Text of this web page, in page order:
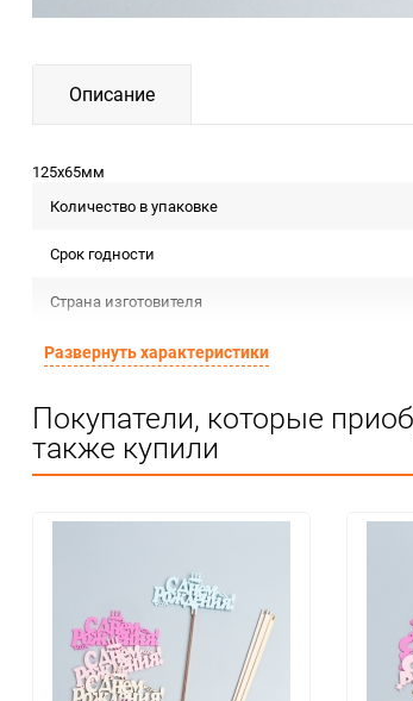
Описание
125х65мм
Количество в упаковке
Срок годности
Страна изготовителя
Предназначение товара
Особые условия
Единица измерения
Развернуть характеристики
Покупатели, которые
также купили